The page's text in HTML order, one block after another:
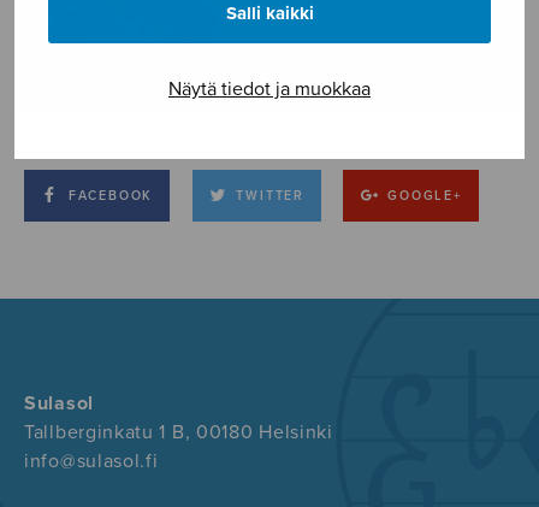
Salli kaikki
Näytä tiedot ja muokkaa
FACEBOOK TWITTER GOOGLE+
Sulasol
Tallberginkatu 1 B, 00180 Helsinki
info@sulasol.fi